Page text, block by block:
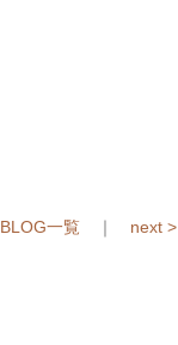
BLOG一覧 ｜ next >